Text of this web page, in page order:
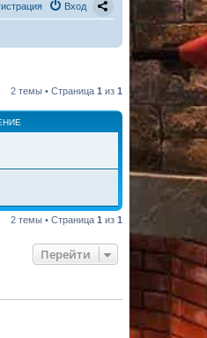
Вход
2 темы • Страница 1 из 1
2 темы • Страница 1 из 1
Перейти